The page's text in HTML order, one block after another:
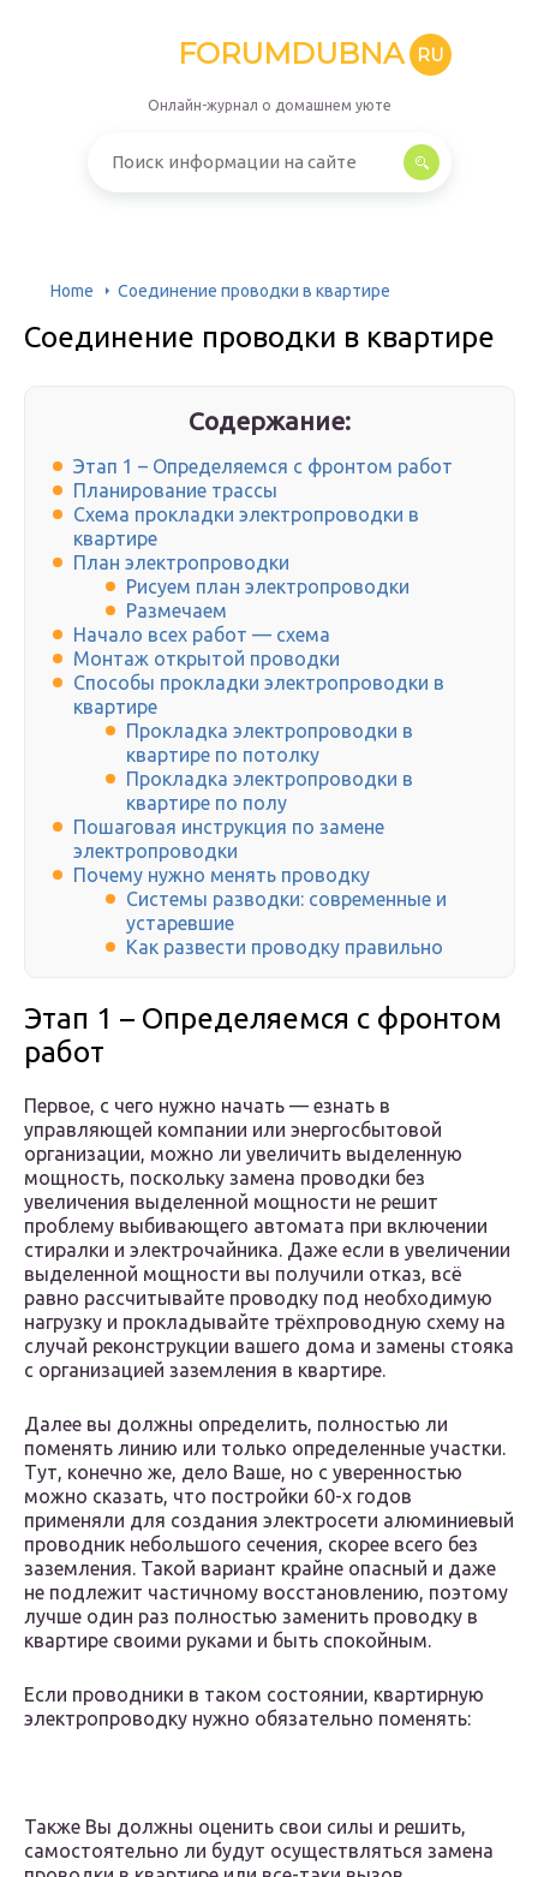
FORUMDUBNA RU
Онлайн-журнал о домашнем уюте
Home Соединение проводки в квартире
Соединение проводки в квартире
Содержание:
Этап 1 – Определяемся с фронтом работ
Планирование трассы
Схема прокладки электропроводки в
квартире
План электропроводки
Рисуем план электропроводки
Размечаем
Начало всех работ — схема
Монтаж открытой проводки
Способы прокладки электропроводки в
квартире
Прокладка электропроводки в
квартире по потолку
Прокладка электропроводки в
квартире по полу
Пошаговая инструкция по замене
электропроводки
Почему нужно менять проводку
Системы разводки: современные и
устаревшие
Как развести проводку правильно
Этап 1 – Определяемся с фронтом
работ
Первое, с чего нужно начать — eзнать в
управляющей компании или энергосбытовой
организации, можно ли увеличить выделенную
мощность, поскольку замена проводки без
увеличения выделенной мощности не решит
проблему выбивающего автомата при включении
стиралки и электрочайника. Даже если в увеличении
выделенной мощности вы получили отказ, всё
равно рассчитывайте проводку под необходимую
нагрузку и прокладывайте трёхпроводную схему на
случай реконструкции вашего дома и замены стояка
с организацией заземления в квартире.
Далее вы должны определить, полностью ли
поменять линию или только определенные участки.
Тут, конечно же, дело Ваше, но с уверенностью
можно сказать, что постройки 60-х годов
применяли для создания электросети алюминиевый
проводник небольшого сечения, скорее всего без
заземления. Такой вариант крайне опасный и даже
не подлежит частичному восстановлению, поэтому
лучше один раз полностью заменить проводку в
квартире своими руками и быть спокойным.
Если проводники в таком состоянии, квартирную
электропроводку нужно обязательно поменять:
Также Вы должны оценить свои силы и решить,
самостоятельно ли будут осуществляться замена